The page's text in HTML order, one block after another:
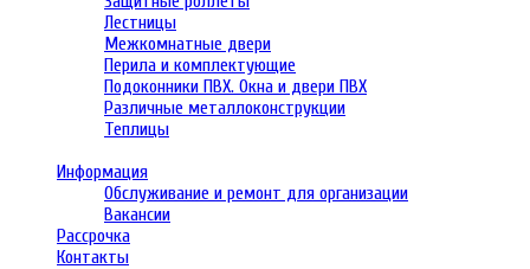
Лестницы
Межкомнатные двери
Перила и комплектующие
Подоконники ПВХ. Окна и двери ПВХ
Различные металлоконструкции
Теплицы
Информация
Обслуживание и ремонт для организации
Вакансии
Рассрочка
Контакты